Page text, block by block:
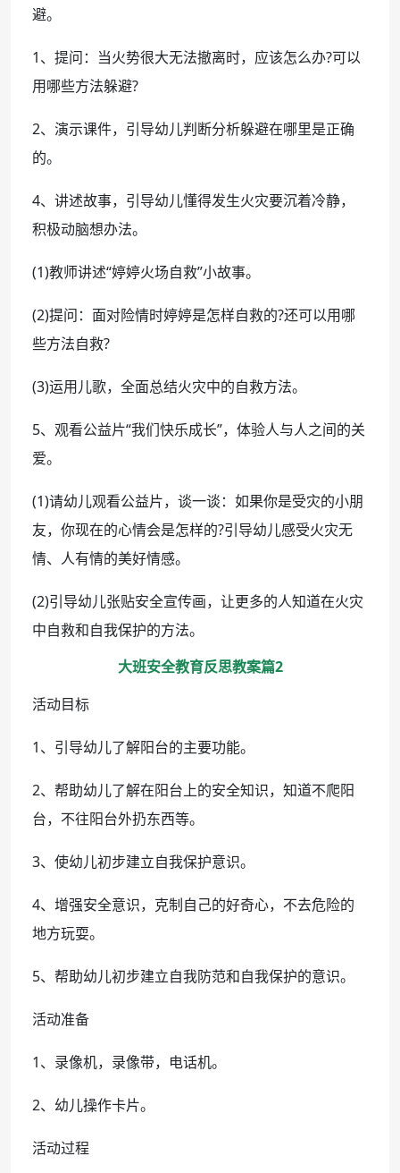
避。
1、提问：当火势很大无法撤离时，应该怎么办?可以
用哪些方法躲避?
2、演示课件，引导幼儿判断分析躲避在哪里是正确
的。
4、讲述故事，引导幼儿懂得发生火灾要沉着冷静，
积极动脑想办法。
(1)教师讲述“婷婷火场自救”小故事。
(2)提问：面对险情时婷婷是怎样自救的?还可以用哪
些方法自救?
(3)运用儿歌，全面总结火灾中的自救方法。
5、观看公益片“我们快乐成长”，体验人与人之间的关
爱。
(1)请幼儿观看公益片，谈一谈：如果你是受灾的小朋
友，你现在的心情会是怎样的?引导幼儿感受火灾无
情、人有情的美好情感。
(2)引导幼儿张贴安全宣传画，让更多的人知道在火灾
中自救和自我保护的方法。
大班安全教育反思教案篇2
活动目标
1、引导幼儿了解阳台的主要功能。
2、帮助幼儿了解在阳台上的安全知识，知道不爬阳
台，不往阳台外扔东西等。
3、使幼儿初步建立自我保护意识。
4、增强安全意识，克制自己的好奇心，不去危险的
地方玩耍。
5、帮助幼儿初步建立自我防范和自我保护的意识。
活动准备
1、录像机，录像带，电话机。
2、幼儿操作卡片。
活动过程